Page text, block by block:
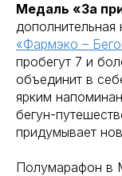
Медаль «За
дополнительная
«Фармэко –
пробегут 7 и
объединит в
ярким
бегун-
придумывает
Полумарафон в